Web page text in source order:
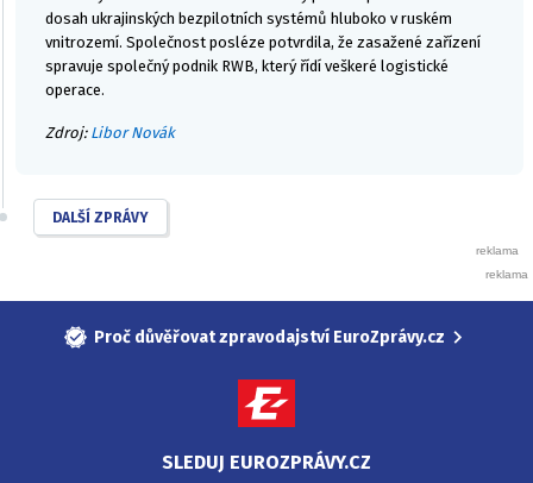
dosah ukrajinských bezpilotních systémů hluboko v ruském
vnitrozemí. Společnost posléze potvrdila, že zasažené zařízení
spravuje společný podnik RWB, který řídí veškeré logistické
operace.
Zdroj: Libor Novák
DALŠÍ ZPRÁVY
Proč důvěřovat zpravodajství EuroZprávy.cz
SLEDUJ EUROZPRÁVY.CZ